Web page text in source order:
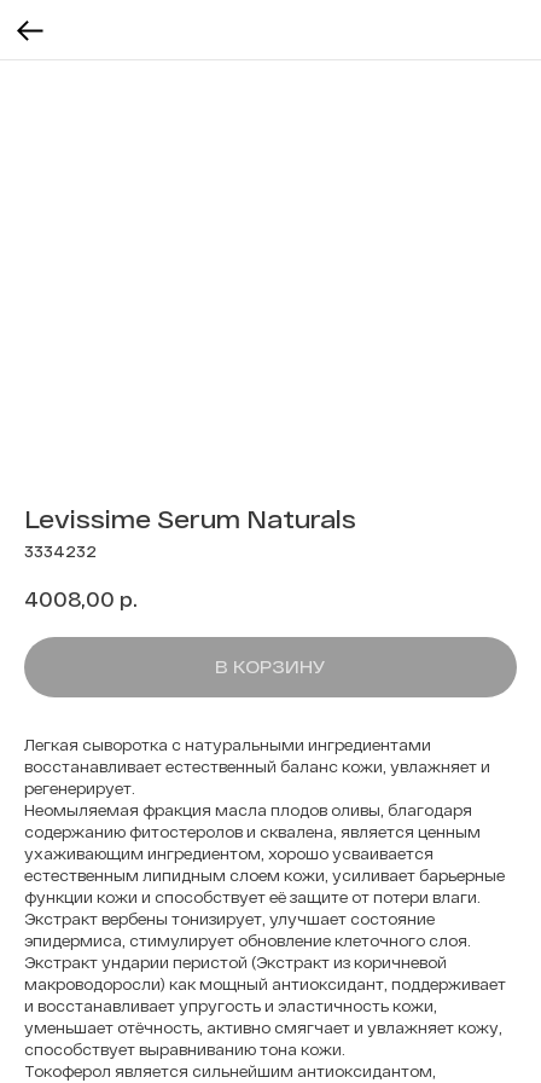
Levissime Serum Naturals
3334232
4008,00 р.
В КОРЗИНУ
Легкая сыворотка с натуральными ингредиентами
восстанавливает естественный баланс кожи, увлажняет и
регенерирует.
Неомыляемая фракция масла плодов оливы, благодаря
содержанию фитостеролов и сквалена, является ценным
ухаживающим ингредиентом, хорошо усваивается
естественным липидным слоем кожи, усиливает барьерные
функции кожи и способствует её защите от потери влаги.
Экстракт вербены тонизирует, улучшает состояние
эпидермиса, стимулирует обновление клеточного слоя.
Экстракт ундарии перистой (Экстракт из коричневой
макроводоросли) как мощный антиоксидант, поддерживает
и восстанавливает упругость и эластичность кожи,
уменьшает отёчность, активно смягчает и увлажняет кожу,
способствует выравниванию тона кожи.
Токоферол является сильнейшим антиоксидантом,